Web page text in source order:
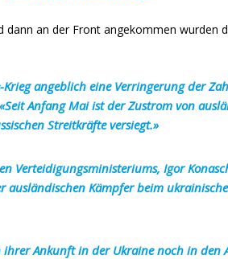
an der Front angekommen wurden
angeblich eine Verringerung der
Anfang Mai ist der Zustrom von
Streitkräfte versiegt.»
Verteidigungsministeriums, Igor
ausländischen Kämpfer beim
Ankunft in der Ukraine noch in den